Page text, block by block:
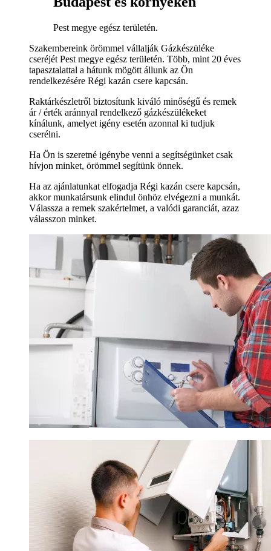
Pest megye egész területén.
Szakembereink örömmel vállalják Gázkészüléke
cseréjét Pest megye egész területén. Több, mint 20 éves
tapasztalattal a hátunk mögött állunk az Ön
rendelkezésére Régi kazán csere kapcsán.
Raktárkészletről biztosítunk kiváló minőségű és remek
ár / érték aránnyal rendelkező gázkészülékeket
kínálunk, amelyet igény esetén azonnal ki tudjuk
cserélni.
Ha Ön is szeretné igénybe venni a segítségünket csak
hívjon minket, örömmel segítünk önnek.
Ha az ajánlatunkat elfogadja Régi kazán csere kapcsán,
akkor munkatársunk elindul önhöz elvégezni a munkát.
Válassza a remek szakértelmet, a valódi garanciát, azaz
válasszon minket.